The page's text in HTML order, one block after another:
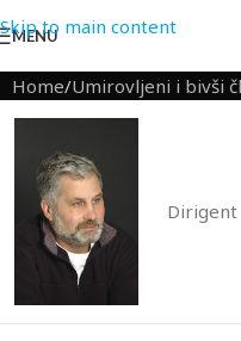
Skip to main content
MENU
Home/Umirovljeni i bivši
Dirigent